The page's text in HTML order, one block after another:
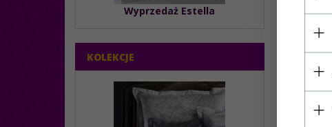
Wyprzedaż Estella
KOLEKCJE